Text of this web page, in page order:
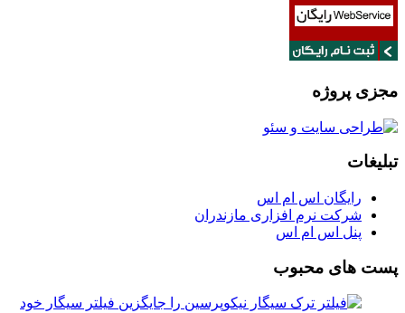
مجزی پروژه
تبلیغات
رایگان اس ام اس
شرکت نرم افزاری مازندران
پنل اس ام اس
پست های محبوب